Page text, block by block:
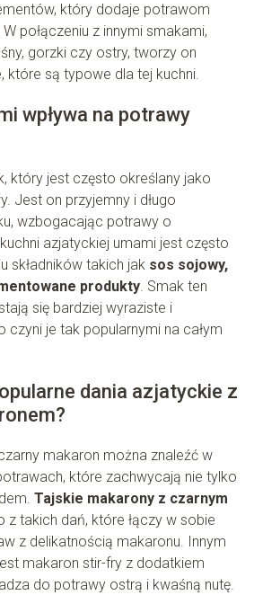
który dodaje potrawom
połączeniu z innymi smakami,
gorzki czy ostry, tworzy on
które są typowe dla tej kuchni.
wpływa na potrawy
który jest często określany jako
Jest on przyjemny i długo
wzbogacając potrawy o
azjatyckiej umami jest często
składników takich jak sos sojowy,
produkty. Smak ten
się bardziej wyraziste i
czyni je tak popularnymi na całym
dania azjatyckie z
makaron można znaleźć w
które zachwycają nie tylko
Tajskie makarony z czarnym
z takich dań, które łączy w sobie
z delikatnością makaronu. Innym
makaron stir-fry z dodatkiem
do potrawy ostrą i kwaśną nutę.